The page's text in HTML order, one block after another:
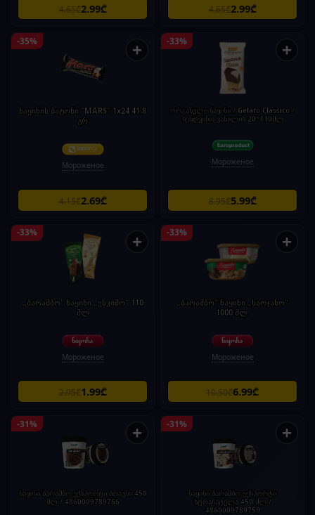
4.65₾2.99₾ 4.65₾2.99₾
-35% +
ნაყინის ბატონი "MARS" 1x24 41.8
გრ
Мороженое
4.15₾2.69₾
-33% +
ორგანული ნაყინი / Gelato Classico /
სენდვიჩი, ვანილის 20*110მლ
Мороженое
8.95₾5.99₾
-33% +
„ბარამბო" ნაყინი „ესკიმო“ 110
მლ
Мороженое
2.95₾1.99₾
-33% +
„ბარამბო“ ნაყინი „საოჯახო“
1000 მლ.
Мороженое
10.50₾6.99₾
-31% +
ნაყინი ბარამბო ექსპორტი ბრაუნი 450
მლ / 4860009789766
-31% +
ნაყინი ბარამბო ექსპორტი
სტრაჩატელა 450 მლ /
4860009789759